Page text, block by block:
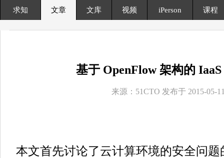
求知 文章 文库 视频 iPerson 课程
基于 OpenFlow 架构的
来源：51CTO 发布于 2015-05-
本文首先讨论了云计算环境的安全问